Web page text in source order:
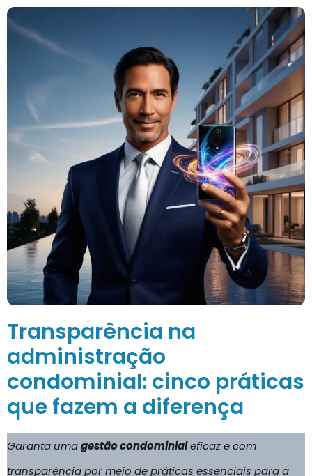
Transparência na
administração
condominial: cinco práticas
que fazem a diferença
Garanta umagestão condominialeficaz e com
transparência por meio de práticas essenciais para a